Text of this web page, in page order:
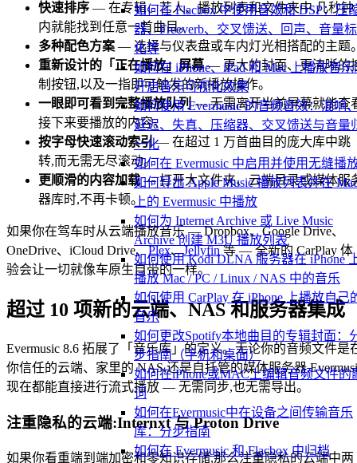
如何在 Flacbox 中使用音效和 DSP：压
器、Freeverb、交叉馈送、回声、音量
化等
如何在 iPhone、iPad 和 Mac 上播放音乐
开启音乐可视化效果
如何使用 Evermusic 的音频音效：混响
延迟、失真、压缩器、交叉馈送与音量
一化
如何在 Evermusic 中启用并使用无缝播
如何导出 Apple Music 播放列表并在
上的 Evermusic 中播放
如何为 Internet Archive 或 Live Music
Archive 创建 M3U 播放列表
如何使用 Kodi DLNA 服务器在 iPhone
播放 Mac / PC / Linux / NAS 中的音乐
如何使用 CarPlay 在 iPhone 上播放自己
音乐
如何更改Spotify本地曲目的专辑封面：
步指南（手机和桌面）
如何在iPhone或MAC上编辑音频文件的
词
如何在Evermusic中在设备之间传输音乐
库：分步指南
如何在 Evermusic 和 Flacbox 中归档
快速排序 — 在专辑、艺人、播放列表和文件夹中,几秒钟
内就能找到任意一首曲目。
多种配色方案 — 选择与仪表盘或车内灯光相搭配的主题
重新设计的「正在播放」屏幕— 更大的封面、更清晰的
制按钮,以及一指即可触发的新播放操作。
一眼即可看到完整播放队列— 无需离开当前屏幕就能查
接下来要播放的内容。
按字母快速滚动索引— 在超过 1 万首曲目的庞大库中跳
转,而无需无尽滚动。
更顺滑的内容加载— 打开大文件夹、云端目录或媒体服
器库时,不再卡顿。
如果你在驾车时从云端播放音乐 — Dropbox、Google Drive、
OneDrive、iCloud Drive、Plex、Jellyfin等 — 全新的 CarPlay 体
验会让一切就像车原生自带的一样。
超过 10 项新的云端、NAS 和服务器集成
Evermusic 8.6 拓展了「音乐库」的定义。无论你的音频文件是
你信任的云端、家里的 NAS,还是自托管的媒体服务器
现在都能直接进行流式播放 — 无需同步,也无需导出。
注重隐私的云端:Internxt 与 Proton Drive
如果你看重端到端加密和零知识存储,那么注重隐私的云端中两